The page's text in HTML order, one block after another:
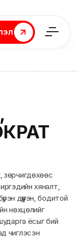
зөрчигдөхөөс
хяналт,
дүүрэн, бодитой
нөхцөлийг
ёсыг бий
чиглэсэн